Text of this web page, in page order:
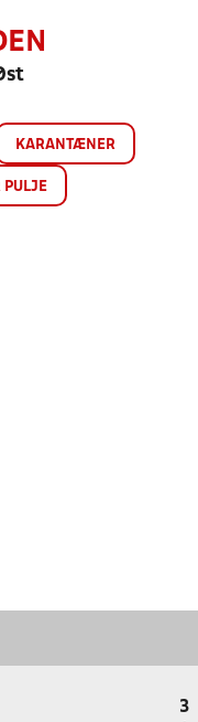
KARANTÆNER
PULJE
3